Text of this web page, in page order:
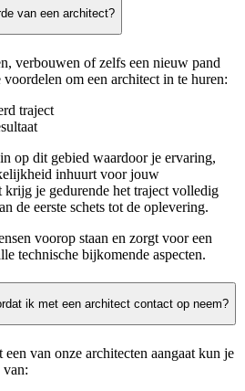
van een architect?
verbouwen of zelfs een nieuw pand
om een architect in te huren:
traject
op dit gebied waardoor je ervaring,
inhuurt voor jouw
krijg je gedurende het traject volledig
de eerste schets tot de oplevering.
voorop staan en zorgt voor een
technische bijkomende aspecten.
ik met een architect contact op neem?
een van onze architecten aangaat kun je
van: